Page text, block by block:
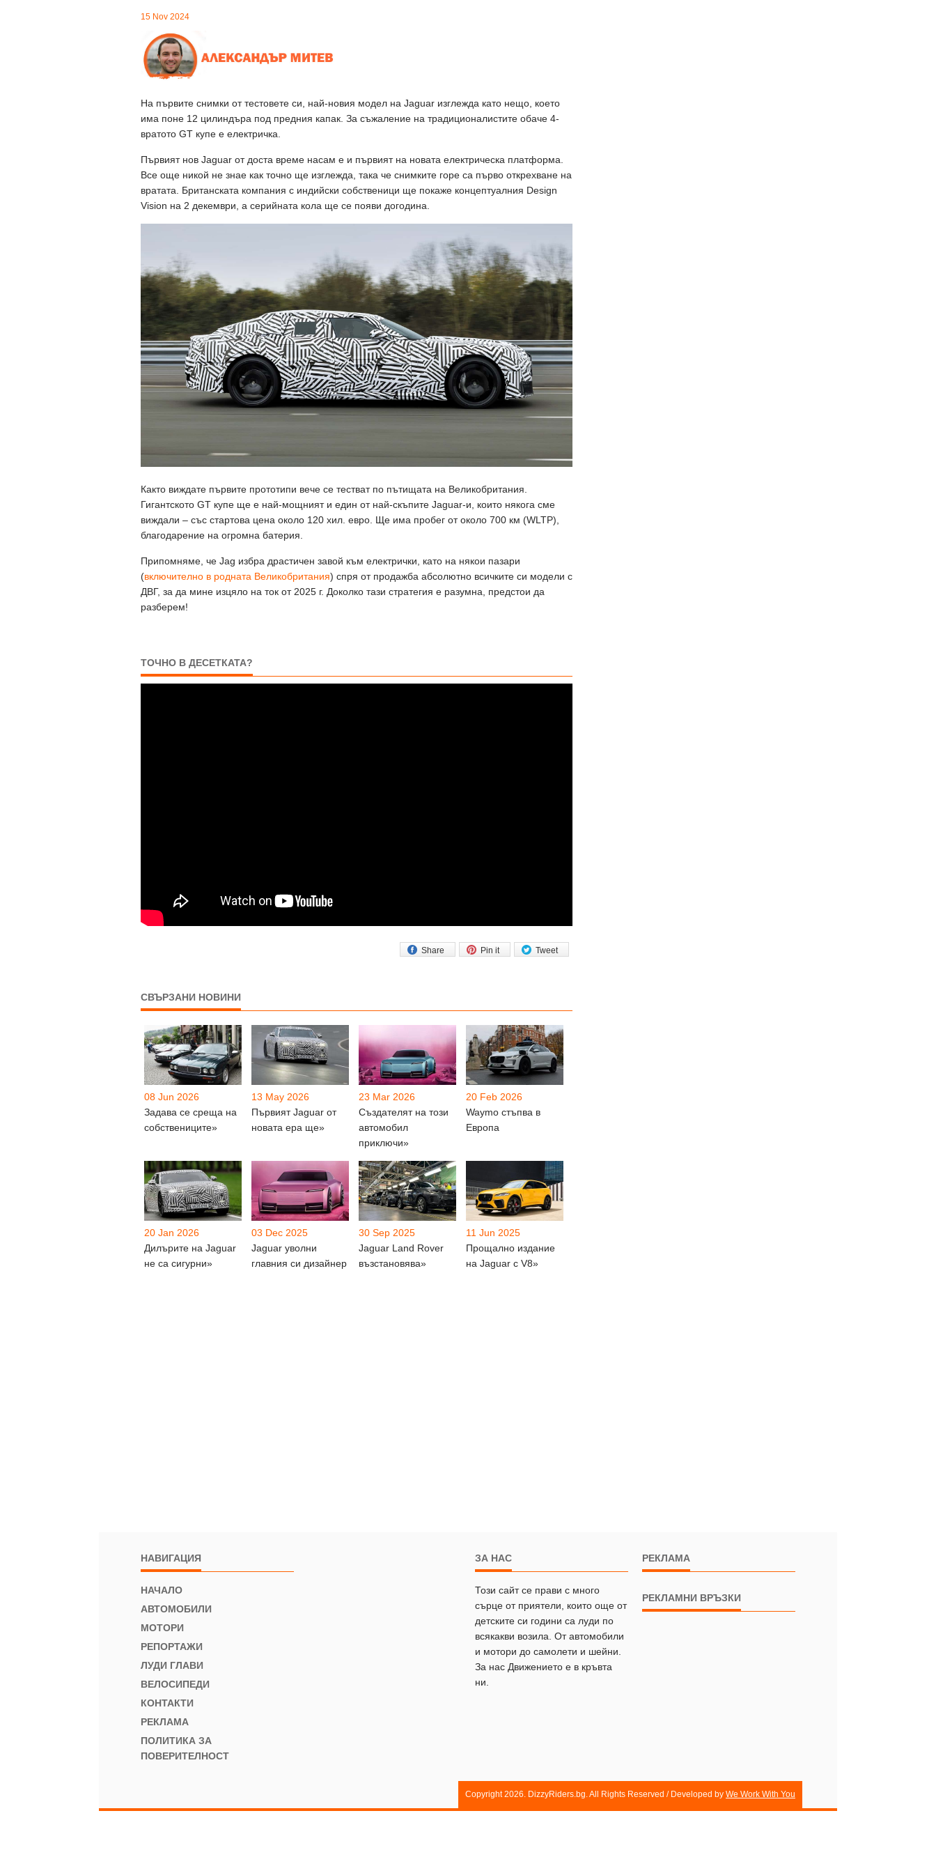
15 Nov 2024
На първите снимки от тестовете си, най-новия модел на Jaguar изглежда като нещо, което
има поне 12 цилиндъра под предния капак. За съжаление на традиционалистите обаче 4-
вратото GT купе е електричка.
Първият нов Jaguar от доста време насам е и първият на новата електрическа платформа.
Все още никой не знае как точно ще изглежда, така че снимките горе са първо открехване на
вратата. Британската компания с индийски собственици ще покаже концептуалния Design
Vision на 2 декември, а серийната кола ще се появи догодина.
Както виждате първите прототипи вече се тестват по пътищата на Великобритания.
Гигантското GT купе ще е най-мощният и един от най-скъпите Jaguar-и, които някога сме
виждали – със стартова цена около 120 хил. евро. Ще има пробег от около 700 км (WLTP),
благодарение на огромна батерия.
Припомняме, че Jag избра драстичен завой към електрички, като на някои пазари
(включително в родната Великобритания) спря от продажба абсолютно всичките си модели с
ДВГ, за да мине изцяло на ток от 2025 г. Доколко тази стратегия е разумна, предстои да
разберем!
ТОЧНО В ДЕСЕТКАТА?
Tweet
Pin it
Share
СВЪРЗАНИ НОВИНИ
08 Jun 2026
Задава се среща на
собствениците»
13 May 2026
Първият Jaguar от
новата ера ще»
23 Mar 2026
Създателят на този
автомобил
приключи»
20 Feb 2026
Waymo стъпва в
Европа
20 Jan 2026
Дилърите на Jaguar
не са сигурни»
03 Dec 2025
Jaguar уволни
главния си дизайнер
30 Sep 2025
Jaguar Land Rover
възстановява»
11 Jun 2025
Прощално издание
на Jaguar с V8»
НАВИГАЦИЯ
НАЧАЛО
АВТОМОБИЛИ
МОТОРИ
РЕПОРТАЖИ
ЛУДИ ГЛАВИ
ВЕЛОСИПЕДИ
КОНТАКТИ
РЕКЛАМА
ПОЛИТИКА ЗА
ПОВЕРИТЕЛНОСТ
ЗА НАС
Този сайт се прави с много
сърце от приятели, които още от
детските си години са луди по
всякакви возила. От автомобили
и мотори до самолети и шейни.
За нас Движението е в кръвта
ни.
РЕКЛАМА
РЕКЛАМНИ ВРЪЗКИ
Copyright 2026. DizzyRiders.bg. All Rights Reserved / Developed by We Work With You